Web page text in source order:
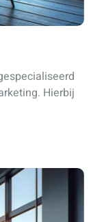
Hierbij